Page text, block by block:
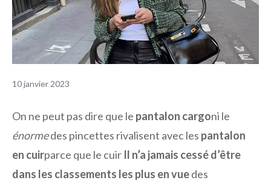
10 janvier 2023
On ne peut pas dire que le pantalon cargoni le
énormedes pincettes rivalisent avec les pantalon
en cuirparce que le cuir Il n’a jamais cessé d’être
dans les classements les plus en vuedes